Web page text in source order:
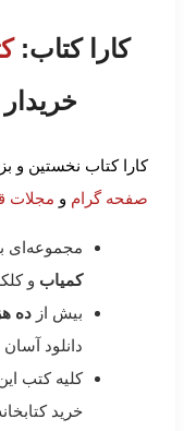
کارا کتاب:
کارا کتاب نخستین
صفحه گرام و مجلات
مجموعه‌ای
کمیاب و
بیش از ده
دانلود
کلیه کتب
خرید